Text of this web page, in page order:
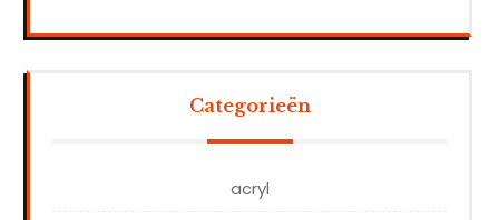
Categorieën
acryl